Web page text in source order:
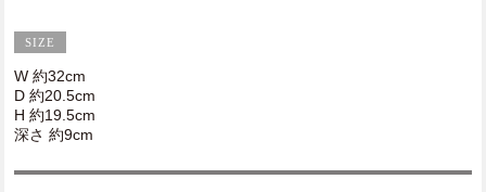
W 約32cm
D 約20.5cm
H 約19.5cm
深さ 約9cm